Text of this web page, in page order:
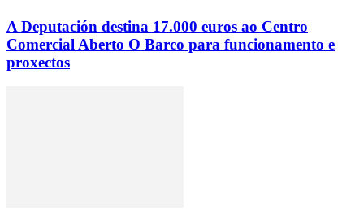
A Deputación destina 17.000 euros ao Centro
Comercial Aberto O Barco para funcionamento e
proxectos